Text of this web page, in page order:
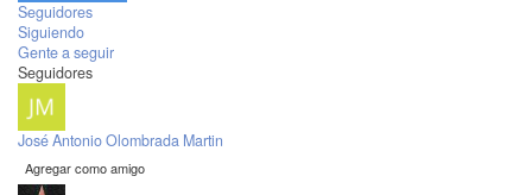
Seguidores
Siguiendo
Gente a seguir
Seguidores
José Antonio Olombrada Martin
Agregar como amigo